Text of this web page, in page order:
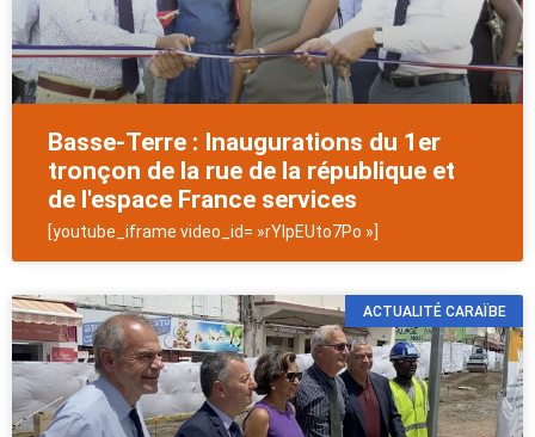
Basse-Terre : Inaugurations du 1er
tronçon de la rue de la république et
de l'espace France services
[youtube_iframe video_id= »rYlpEUto7Po »]
ACTUALITÉ CARAÏBE